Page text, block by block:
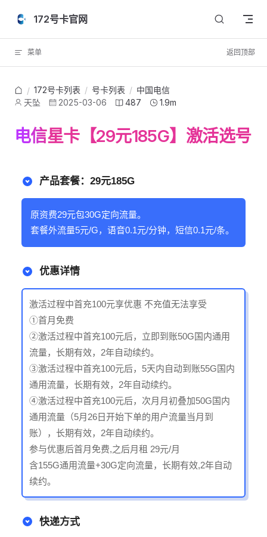
Skip to content
172号卡官网
菜单 返回顶部
/ 172号卡列表 / 号卡列表 / 中国电信
天坠
2025-03-06 487 1.9m
电信星卡【29元185G】激活选号
产品套餐：29元185G
原资费29元包30G定向流量。
套餐外流量5元/G，语音0.1元/分钟，短信0.1元/条。
优惠详情
激活过程中首充100元享优惠 不充值无法享受
①首月免费
②激活过程中首充100元后，立即到账50G国内通用
流量，长期有效，2年自动续约。
③激活过程中首充100元后，5天内自动到账55G国内
通用流量，长期有效，2年自动续约。
④激活过程中首充100元后，次月月初叠加50G国内
通用流量（5月26日开始下单的用户流量当月到
账），长期有效，2年自动续约。
参与优惠后首月免费,之后月租 29元/月
含155G通用流量+30G定向流量，长期有效,2年自动
续约。
快递方式